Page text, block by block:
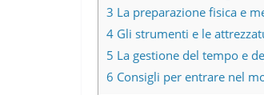
3 La preparazione fisica e
4 Gli strumenti e le
5 La gestione del tempo e
6 Consigli per entrare nel